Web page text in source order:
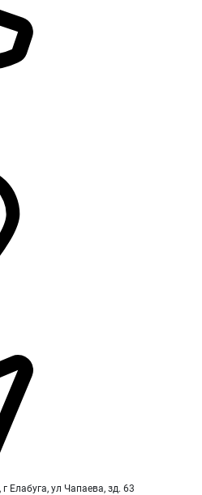
Елабуга, ул Чапаева, зд. 63